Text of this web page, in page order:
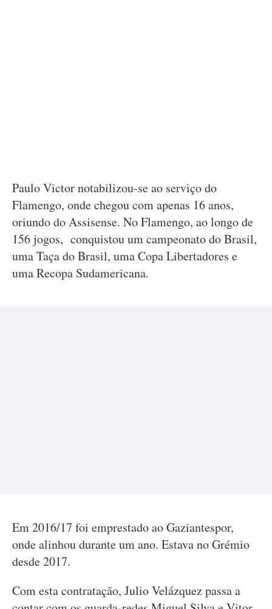
Paulo Victor notabilizou-se ao serviço do
Flamengo, onde chegou com apenas 16 anos,
oriundo do Assisense. No Flamengo, ao longo de
156 jogos, conquistou um campeonato do Brasil,
uma Taça do Brasil, uma Copa Libertadores e
uma Recopa Sudamericana.
Em 2016/17 foi emprestado ao Gaziantespor,
onde alinhou durante um ano. Estava no Grémio
desde 2017.
Com esta contratação, Julio Velázquez passa a